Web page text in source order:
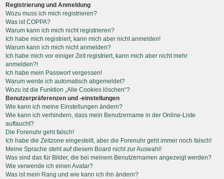
Registrierung und Anmeldung
Wozu muss ich mich registrieren?
Was ist COPPA?
Warum kann ich mich nicht registrieren?
Ich habe mich registriert, kann mich aber nicht anmelden!
Warum kann ich mich nicht anmelden?
Ich habe mich vor einiger Zeit registriert, kann mich aber nicht mehr
anmelden?!
Ich habe mein Passwort vergessen!
Warum werde ich automatisch abgemeldet?
Wozu ist die Funktion „Alle Cookies löschen“?
Benutzerpräferenzen und -einstellungen
Wie kann ich meine Einstellungen ändern?
Wie kann ich verhindern, dass mein Benutzername in der Online-Liste
auftaucht?
Die Forenuhr geht falsch!
Ich habe die Zeitzone eingestellt, aber die Forenuhr geht immer noch falsch!
Meine Sprache steht auf diesem Board nicht zur Auswahl!
Was sind das für Bilder, die bei meinem Benutzernamen angezeigt werden?
Wie verwende ich einen Avatar?
Was ist mein Rang und wie kann ich ihn ändern?